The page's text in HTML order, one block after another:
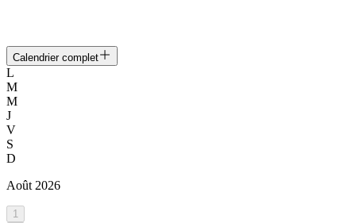
Calendrier complet
L
M
M
J
V
S
D
Août 2026
1